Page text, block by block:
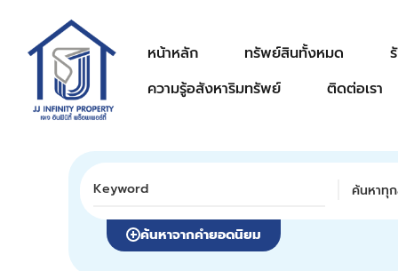
หน้าหลัก ทรัพย์สินทั้งหมด
ความรู้อสังหาริมทรัพย์
ติดต่อเรา
ค้นหาทุ
ค้นหาจากคำยอดนิยม